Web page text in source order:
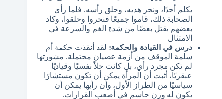
يكلم أحدًا، ونحر هديه، وحلق رأسه. فلما رأى
الصحابة ذلك، قاموا جميعًا فنحروا وحلقوا، وكاد
بعضهم يقتل بعضًا من شدة الغم والسرعة في
الامتثال.
درس في القيادة والحكمة: لقد أنقذت حكمة أم
سلمة الموقف من أزمة عصيان محتملة. مشورتها
لم تكن مجرد رأي، بل كانت حلاً نفسيًا وقياديًا
عبقريًا، أثبت أن المرأة يمكن أن تكون مستشارًا
سياسيًا من الطراز الأول، وأن رأيها يمكن أن
يكون له وزن حاسم في أصعب القرارات.